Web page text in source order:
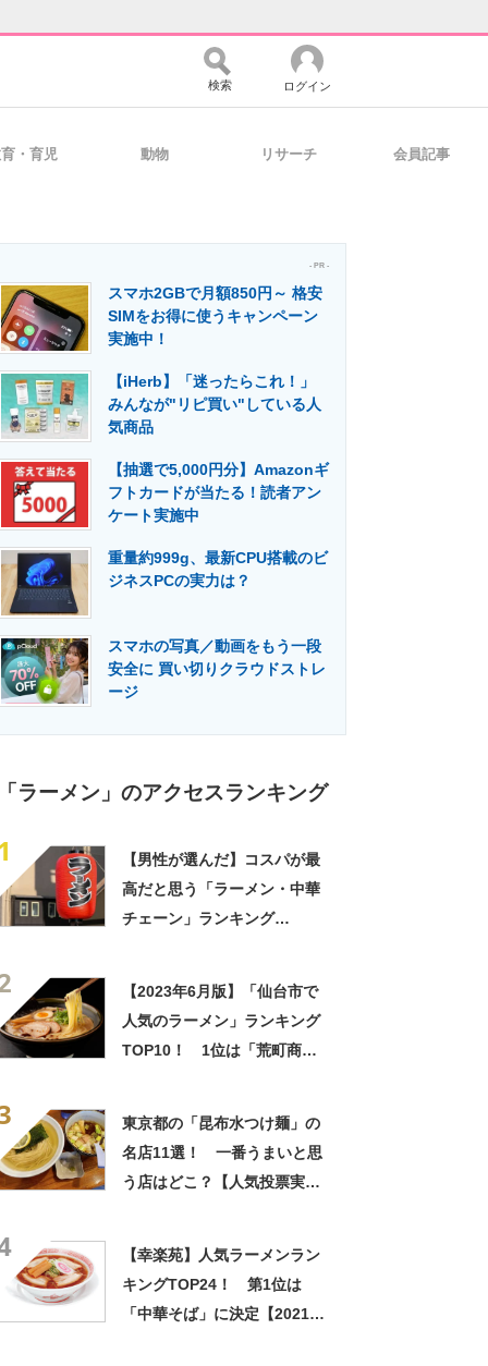
ミュニティ マーケ×ITの今がよく分かる
活用を支援
メディア 建設×テクノロジーの最前線
検索 ログイン
・育児 動物 リサーチ 会員記事
- PR -
スマホ2GBで月額850円～ 格安
SIMをお得に使うキャンペーン
実施中！
【iHerb】「迷ったらこれ！」
みんなが"リピ買い"している人
気商品
【抽選で5,000円分】Amazonギ
フトカードが当たる！読者アン
ケート実施中
重量約999g、最新CPU搭載のビ
ジネスPCの実力は？
スマホの写真／動画をもう一段
安全に 買い切りクラウドストレ
ージ
「ラーメン」のアクセスランキング
【男性が選んだ】コスパが最
高だと思う「ラーメン・中華
チェーン」ランキング
【2023年6月版】「仙台市で
人気のラーメン」ランキング
TOP10！ 1位は「荒町商店
東京都の「昆布水つけ麺」の
名店11選！ 一番うまいと思
う店はどこ？【人気投票実施
【幸楽苑】人気ラーメンラン
キングTOP24！ 第1位は
「中華そば」に決定【2021年